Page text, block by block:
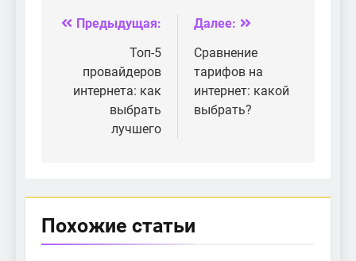
сети
Навигация
записям
Предыдущая:
Топ-5
провайдеров
интернета: как
выбрать
лучшего
Далее:
Сравнение
тарифов на
интернет: какой
выбрать?
Похожие статьи